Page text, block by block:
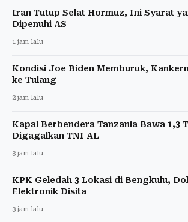
Iran Tutup Selat Hormuz, Ini Syarat
Dipenuhi AS
1 jam lalu
Kondisi Joe Biden Memburuk,
ke Tulang
2 jam lalu
Kapal Berbendera Tanzania Bawa 1,3
Digagalkan TNI AL
3 jam lalu
KPK Geledah 3 Lokasi di Bengkulu,
Elektronik Disita
3 jam lalu